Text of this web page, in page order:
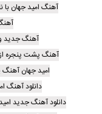
آهنگ امید جهان با
آهنگ جدید
آهنگ پشت پنجره
امید جهان
دانلود آهنگ
دانلود آهنگ جدید